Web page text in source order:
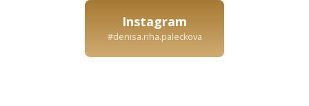
Instagram
#denisa.riha.paleckova